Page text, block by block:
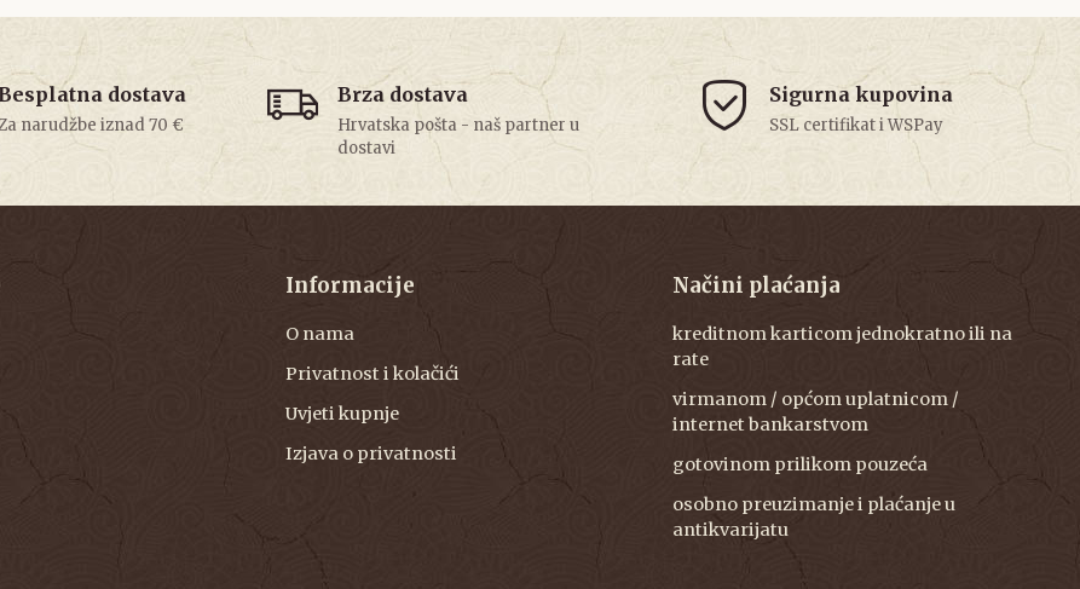
dostava
narudžbe iznad 70 €
Brza dostava
Hrvatska pošta - naš partner u
dostavi
Sigurna kupovina
SSL certifikat i WSPay
Informacije
O nama
Privatnost i kolačići
Uvjeti kupnje
Izjava o privatnosti
Načini plaćanja
kreditnom karticom jednokratno ili na
rate
virmanom / općom uplatnicom /
internet bankarstvom
gotovinom prilikom pouzeća
osobno preuzimanje i plaćanje u
antikvarijatu